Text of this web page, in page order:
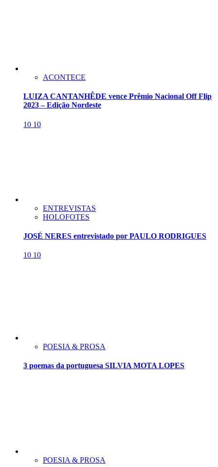
ACONTECE
LUIZA CANTANHÊDE vence Prêmio Nacional Off Flip
2023 – Edição Nordeste
10 10
ENTREVISTAS
HOLOFOTES
JOSÉ NERES entrevistado por PAULO RODRIGUES
10 10
POESIA & PROSA
3 poemas da portuguesa SILVIA MOTA LOPES
POESIA & PROSA